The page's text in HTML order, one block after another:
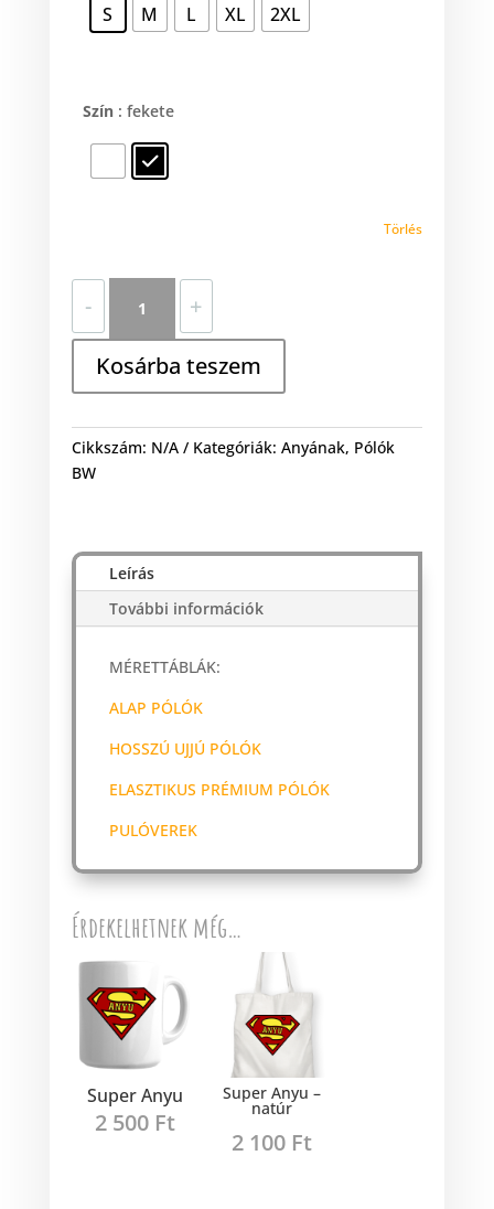
S M L XL 2XL
Szín : fekete
Törlés
-
Anyu
mennyiség
+
Kosárba teszem
Cikkszám: N/A Kategóriák: Anyának, Pólók
BW
Leírás
További információk
MÉRETTÁBLÁK:
ALAP PÓLÓK
HOSSZÚ UJJÚ PÓLÓK
ELASZTIKUS PRÉMIUM PÓLÓK
PULÓVEREK
Érdekelhetnek még…
Super Anyu
2 500 Ft
Super Anyu –
natúr
2 100 Ft